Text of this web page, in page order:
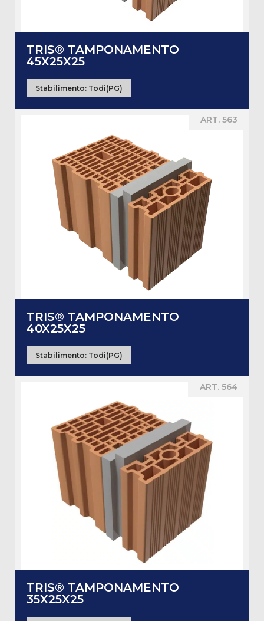
TRIS® TAMPONAMENTO
45X25X25
Stabilimento: Todi(PG)
ART. 563
TRIS® TAMPONAMENTO
40X25X25
Stabilimento: Todi(PG)
ART. 564
TRIS® TAMPONAMENTO
35X25X25